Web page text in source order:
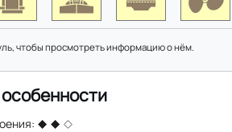
чтобы просмотреть информацию о нём.